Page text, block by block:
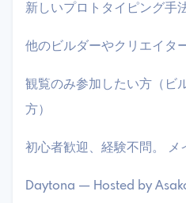
新しいプロトタイピング手
他のビルダーやクリエイタ
観覧のみ参加したい方（ビ
方）
初心者歓迎、経験不問。 ​メ
​Daytona — Hosted by